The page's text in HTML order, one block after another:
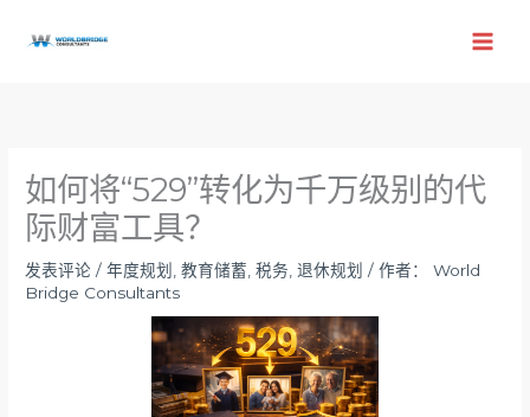
如何将“529”转化为千万级别的代
际财富工具？
发表评论 /年度规划 ,教育储蓄,税务,退休规划 / 作者：
World
Bridge Consultants